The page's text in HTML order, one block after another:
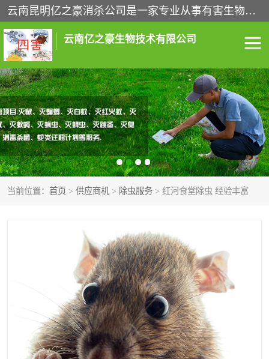
云南昆明亿之豪消杀公司是一家专业从事有害生物防治综合治理的公司，治理服务包括：灭鼠,杀虫,除虫,除蟑螂,白蚁防治,消杀等；安全环保,快速上门,价格透明,完善的售后服务,不影响您的生活工作。
云南亿之豪生物技术有限公司
当前位置： 首页 > 供应商机 > 除虫服务 > 红河食堂除虫 经验丰富
灭鼠服务 杀虫服务
除虫服务 除蟑螂服务
白蚁防治服务 消杀服务
昆明灭老鼠 昆明灭蟑螂
昆明白蚁防治
昆明灭红火蚁公司 昆明驱蛇公司
昆明除虫除蚁